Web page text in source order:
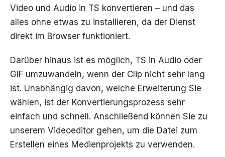
Video und Audio in TS konvertieren – und das
alles ohne etwas zu installieren, da der Dienst
direkt im Browser funktioniert.
Darüber hinaus ist es möglich, TS in Audio oder
GIF umzuwandeln, wenn der Clip nicht sehr lang
ist. Unabhängig davon, welche Erweiterung Sie
wählen, ist der Konvertierungsprozess sehr
einfach und schnell. Anschließend können Sie zu
unserem Videoeditor gehen, um die Datei zum
Erstellen eines Medienprojekts zu verwenden.